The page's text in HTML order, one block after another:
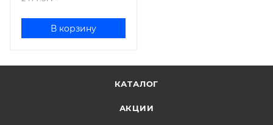
В корзину
КАТАЛОГ
АКЦИИ